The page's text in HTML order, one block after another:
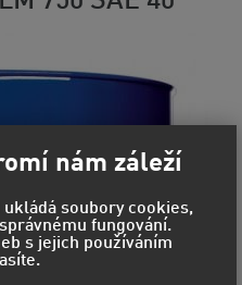
nám záleží
ukládá soubory cookies,
fungování.
s jejich používáním